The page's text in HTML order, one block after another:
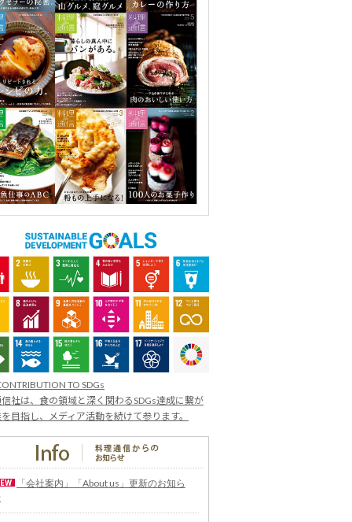
TO SDGs
社は、食の領域と深く関わるSDGs達成に繋が
目指し、メディア活動を続けて参ります。
「会社案内」「About us」更新のお知ら